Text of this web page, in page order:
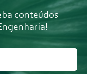
conteúdos